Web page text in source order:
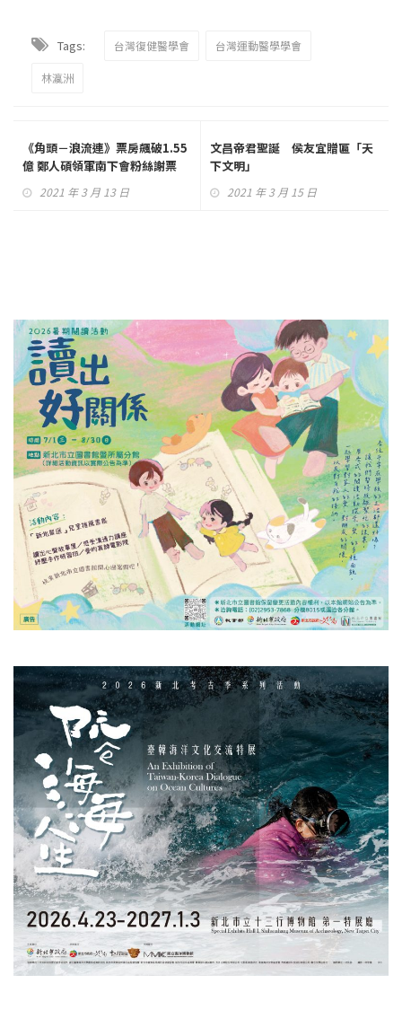
Tags: 台灣復健醫學會 台灣運動醫學學會
林瀛洲
《角頭－浪流連》票房飆破1.55
億 鄭人碩領軍南下會粉絲謝票
2021 年 3 月 13 日
文昌帝君聖誕 侯友宜贈匾「天
下文明」
2021 年 3 月 15 日